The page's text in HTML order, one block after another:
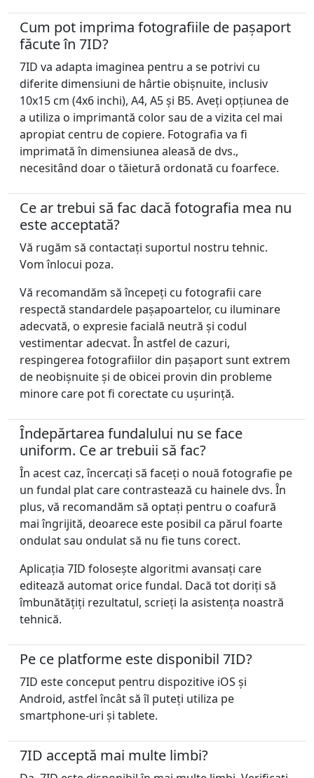
Cum pot imprima fotografiile de pașaport
făcute în 7ID?
7ID va adapta imaginea pentru a se potrivi cu
diferite dimensiuni de hârtie obișnuite, inclusiv
10x15 cm (4x6 inchi), A4, A5 și B5. Aveți opțiunea de
a utiliza o imprimantă color sau de a vizita cel mai
apropiat centru de copiere. Fotografia va fi
imprimată în dimensiunea aleasă de dvs.,
necesitând doar o tăietură ordonată cu foarfece.
Ce ar trebui să fac dacă fotografia mea nu
este acceptată?
Vă rugăm să contactați suportul nostru tehnic.
Vom înlocui poza.
Vă recomandăm să începeți cu fotografii care
respectă standardele pașapoartelor, cu iluminare
adecvată, o expresie facială neutră și codul
vestimentar adecvat. În astfel de cazuri,
respingerea fotografiilor din pașaport sunt extrem
de neobișnuite și de obicei provin din probleme
minore care pot fi corectate cu ușurință.
Îndepărtarea fundalului nu se face
uniform. Ce ar trebuii să fac?
În acest caz, încercați să faceți o nouă fotografie pe
un fundal plat care contrastează cu hainele dvs. În
plus, vă recomandăm să optați pentru o coafură
mai îngrijită, deoarece este posibil ca părul foarte
ondulat sau ondulat să nu fie tuns corect.
Aplicația 7ID folosește algoritmi avansați care
editează automat orice fundal. Dacă tot doriți să
îmbunătățiți rezultatul, scrieți la asistența noastră
tehnică.
Pe ce platforme este disponibil 7ID?
7ID este conceput pentru dispozitive iOS și
Android, astfel încât să îl puteți utiliza pe
smartphone-uri și tablete.
7ID acceptă mai multe limbi?